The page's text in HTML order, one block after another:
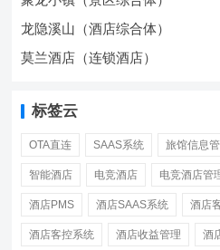
龙隐溪山（酒店综合体）
莫兰酒店（连锁酒店）
标签云
OTA直连 SAAS系统 旅馆信息
智能酒店 电竞酒店 电竞酒店管
酒店PMS 酒店SAAS系统 酒店
酒店客控系统 酒店收益管理 酒